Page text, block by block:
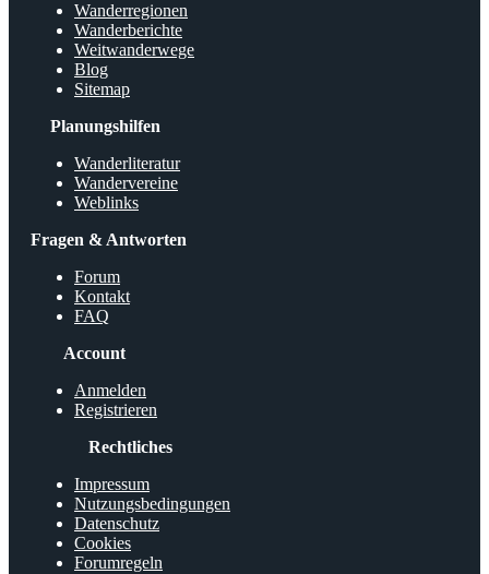
Wanderregionen
Wanderberichte
Weitwanderwege
Blog
Sitemap
Planungshilfen
Wanderliteratur
Wandervereine
Weblinks
Fragen & Antworten
Forum
Kontakt
FAQ
Account
Anmelden
Registrieren
Rechtliches
Impressum
Nutzungsbedingungen
Datenschutz
Cookies
Forumregeln